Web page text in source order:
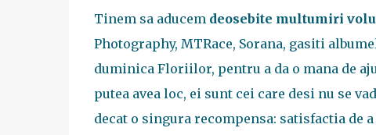
Tinem sa aducem deosebite multumiri
Photography, MTRace, Sorana, gasiti
duminica Floriilor, pentru a da o mana de
putea avea loc, ei sunt cei care desi nu se
decat o singura recompensa: satisfactia de